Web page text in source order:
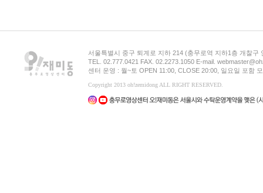
서울특별시 중구 퇴계로 지하 214 (충무로역 지하1층 개찰구
TEL. 02.777.0421 FAX. 02.2273.1050 E-mail.
센터 운영 : 월~토 OPEN 11:00, CLOSE 20:00, 일요일 포함
Copyright 2013 oh!zemidong ALL RIGHT RESERVED.